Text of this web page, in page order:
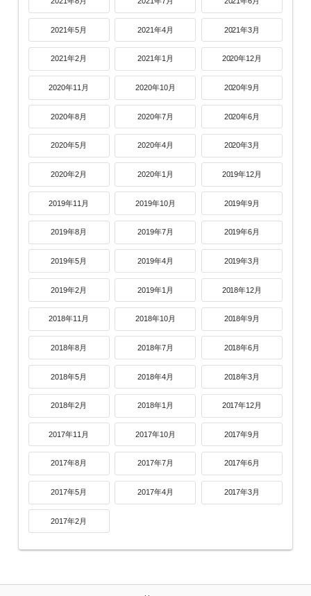
2021年5月 2021年4月 2021年3月
2021年2月 2021年1月 2020年12月
2020年11月 2020年10月 2020年9月
2020年8月 2020年7月 2020年6月
2020年5月 2020年4月 2020年3月
2020年2月 2020年1月 2019年12月
2019年11月 2019年10月 2019年9月
2019年8月 2019年7月 2019年6月
2019年5月 2019年4月 2019年3月
2019年2月 2019年1月 2018年12月
2018年11月 2018年10月 2018年9月
2018年8月 2018年7月 2018年6月
2018年5月 2018年4月 2018年3月
2018年2月 2018年1月 2017年12月
2017年11月 2017年10月 2017年9月
2017年8月 2017年7月 2017年6月
2017年5月 2017年4月 2017年3月
2017年2月